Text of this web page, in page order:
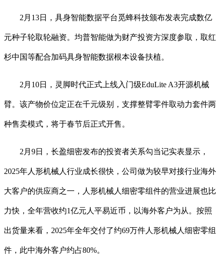
2月13日，具身智能数据平台觅蜂科技颁布发表完成数亿
元种子轮取轮融资。均普智能做为财产投资方深度参取，取红
杉中国等配合加码具身智能数据根本设备扶植。
2月10日，灵脚时代正式上线入门级EduLite A3开源机械
臂。该产物价位定正在千元级别，支撑整臂零件取动力套件两
种售卖模式，将于春节后正式开售。
2月9日，长盈细密发布的投资者关系勾当记实表显示，
2025年人形机械人行业成长很快，公司做为较早对接行业海外
大客户的供应商之一，人形机械人细密零组件的营业进展也比
力快，全年营收约1亿元人平易近币，以海外客户为从。按照
出货量来看，2025年全年交付了约69万件人形机械人细密零组
件，此中海外客户约占80%。